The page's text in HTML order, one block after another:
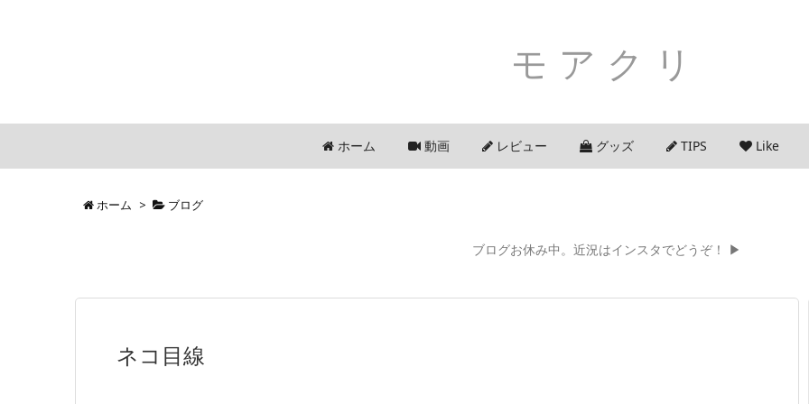
モアクリ
ホーム 動画 レビュー グッズ TIPS Like
ホーム > ブログ
ブログお休み中。近況はインスタでどうぞ！ ▶
ネコ目線